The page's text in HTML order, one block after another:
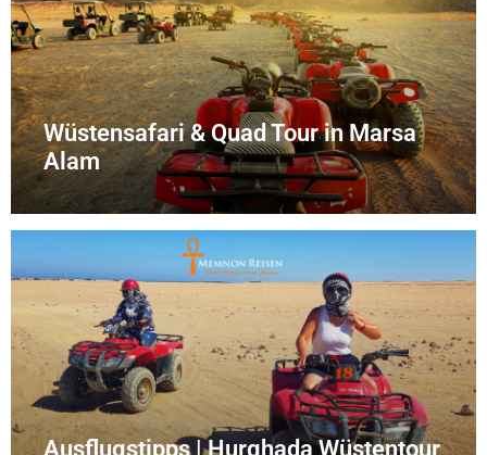
Wüstensafari & Quad Tour in Marsa
Alam
Ausflugstipps | Hurghada Wüstentour